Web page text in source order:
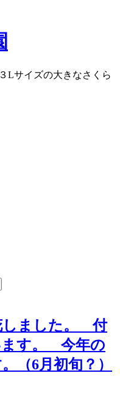
Lサイズの大きなさくら
しました。 付
ます。 今年の
（6月初旬？）